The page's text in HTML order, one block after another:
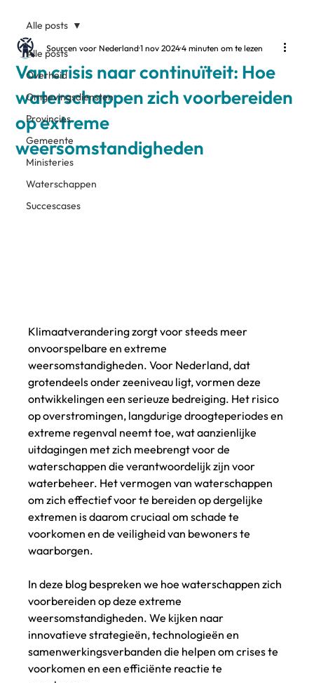
Alle posts
Overheid
Omgevingsdiensten
Provincies
Gemeente
Ministeries
Waterschappen
Succescases
Alle posts
Van crisis naar continuïteit: Hoe
waterschappen zich voorbereiden
op extreme
weersomstandigheden
Sourcen voor Nederland1 nov 20244 minuten om te lezen
Klimaatverandering zorgt voor steeds meer
onvoorspelbare en extreme
weersomstandigheden. Voor Nederland, dat
grotendeels onder zeeniveau ligt, vormen deze
ontwikkelingen een serieuze bedreiging. Het risico
op overstromingen, langdurige droogteperiodes en
extreme regenval neemt toe, wat aanzienlijke
uitdagingen met zich meebrengt voor de
waterschappen die verantwoordelijk zijn voor
waterbeheer. Het vermogen van waterschappen
om zich effectief voor te bereiden op dergelijke
extremen is daarom cruciaal om schade te
voorkomen en de veiligheid van bewoners te
waarborgen.
In deze blog bespreken we hoe waterschappen zich
voorbereiden op deze extreme
weersomstandigheden. We kijken naar
innovatieve strategieën, technologieën en
samenwerkingsverbanden die helpen om crises te
voorkomen en een efficiënte reactie te